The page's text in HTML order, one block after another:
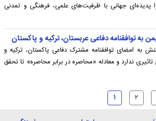
پدیده‌ای جهانی با ظرفیت‌های علمی، فرهنگی و تمدنی
توافقنامه دفاعی عربستان، ترکیه و پاکستان
امضای توافقنامه مشترک دفاعی پاکستان، ترکیه و
ندارد و معادله «محاصره در برابر محاصره» تا تحقق
۱ ۲